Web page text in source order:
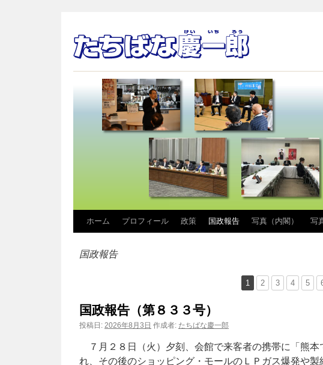
ツ
ス
ホーム プロフィール 政策 国政報告 写真（内閣） 写
国政報告
1 2 3 4 5
国政報告（第８３３号）
投稿日: 2026年8月3日 作成者: たちばな慶一郎
７月２８日（火）夕刻、会館で来客者の携帯に「熊
れ、その後のショッピング・モールのＬＰガス爆発や